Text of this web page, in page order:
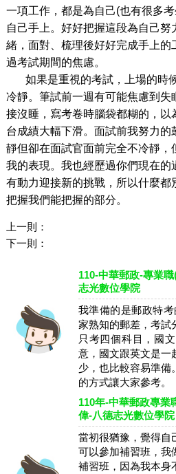
一項工作，都是為自己(也有很多
自己手上。好好把握這段為自己
緒，面對、梳理後好好完成手上的
過考試期間的焦慮。
如果是重視的考試，上場的時
冷靜。筆試前一週有可能焦慮到失
接沒睡，寫考卷時腦袋都糊的，以
台成績大幅下滑。面試前我努力
靜但卻在面試官面前完全不冷靜，
我的表現。我也經歷過你們現在的
有動力迎接新的挑戰，所以什麼都
把握我們能把握的部分。
上一則：
下一則：
110-中華郵政-專業
志光數位學院
我準備的是郵政特
家熟知的郵差，考試
只考四個科目，國
意，國文跟英文是一
少，也比較容易準備
的方式讓大家參考。
110年-中華郵政專業
偉-八德志光數位學院
當初很猶豫，覺得自
可以參加補習班，我
補習班，因為我本身